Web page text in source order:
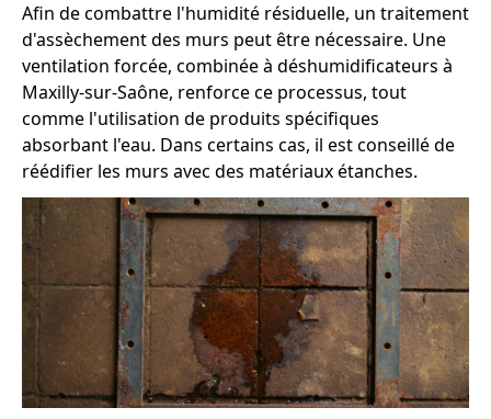
Afin de combattre l'humidité résiduelle, un traitement
d'assèchement des murs peut être nécessaire. Une
ventilation forcée, combinée à déshumidificateurs à
Maxilly-sur-Saône, renforce ce processus, tout
comme l'utilisation de produits spécifiques
absorbant l'eau. Dans certains cas, il est conseillé de
réédifier les murs avec des matériaux étanches.